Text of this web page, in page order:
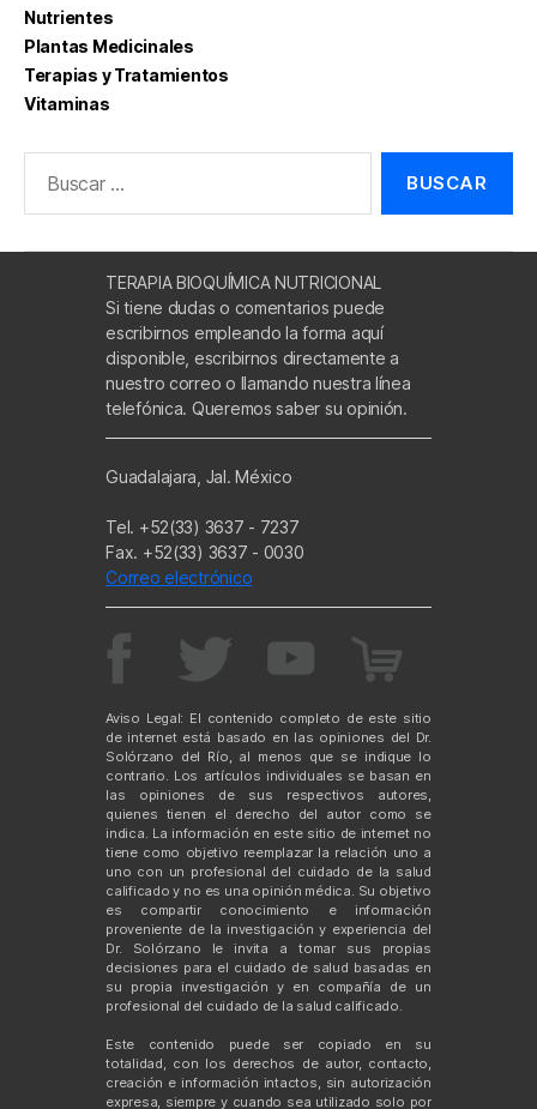
Nutrientes
Plantas Medicinales
Terapias y Tratamientos
Vitaminas
TERAPIA BIOQUÍMICA NUTRICIONAL
Si tiene dudas o comentarios puede
escribirnos empleando la forma aquí
disponible, escribirnos directamente a
nuestro correo o llamando nuestra línea
telefónica. Queremos saber su opinión.
Guadalajara, Jal. México
Tel. +52(33) 3637 - 7237
Fax. +52(33) 3637 - 0030
Correo electrónico
Aviso Legal: El contenido completo de este sitio
de internet está basado en las opiniones del Dr.
Solórzano del Río, al menos que se indique lo
contrario. Los artículos individuales se basan en
las opiniones de sus respectivos autores,
quienes tienen el derecho del autor como se
indica. La información en este sitio de internet no
tiene como objetivo reemplazar la relación uno a
uno con un profesional del cuidado de la salud
calificado y no es una opinión médica. Su objetivo
es compartir conocimiento e información
proveniente de la investigación y experiencia del
Dr. Solórzano le invita a tomar sus propias
decisiones para el cuidado de salud basadas en
su propia investigación y en compañía de un
profesional del cuidado de la salud calificado.
Este contenido puede ser copiado en su
totalidad, con los derechos de autor, contacto,
creación e información intactos, sin autorización
expresa, siempre y cuando sea utilizado solo por